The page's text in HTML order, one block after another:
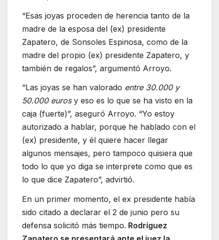
“Esas joyas proceden de herencia tanto de la
madre de la esposa del (ex) presidente
Zapatero, de Sonsoles Espinosa, como de la
madre del propio (ex) presidente Zapatero, y
también de regalos”, argumentó Arroyo.
“Las joyas se han valorado entre 30.000 y
50.000 euros y eso es lo que se ha visto en la
caja (fuerte)”, aseguró Arroyo. “Yo estoy
autorizado a hablar, porque he hablado con el
(ex) presidente, y él quiere hacer llegar
algunos mensajes, pero tampoco quisiera que
todo lo que yo diga se interprete como que es
lo que dice Zapatero”, advirtió.
En un primer momento, el ex presidente había
sido citado a declarar el 2 de junio pero su
defensa solicitó más tiempo. Rodríguez